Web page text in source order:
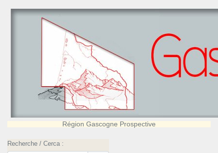
Région Gascogne Prospective
Recherche / Cerca :